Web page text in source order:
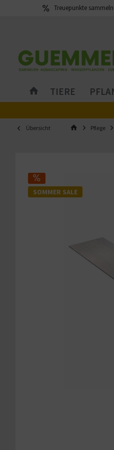
Treuepunkte
TIERE
Übersicht Pflege
SOMMER SALE